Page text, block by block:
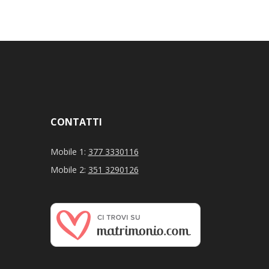
CONTATTI
Mobile 1: 377 3330116
Mobile 2: 351 3290126